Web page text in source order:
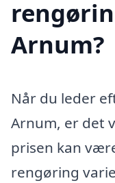
Arnum?
Når du leder
Arnum, er det
prisen kan
rengøring